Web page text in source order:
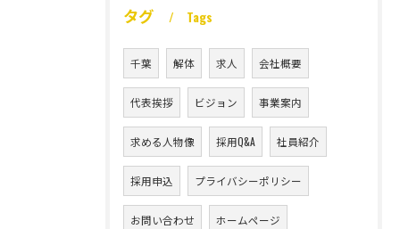
タグ Tags
千葉 解体 求人 会社概要
代表挨拶 ビジョン 事業案内
求める人物像 採用Q&A 社員紹介
採用申込 プライバシーポリシー
お問い合わせ ホームページ